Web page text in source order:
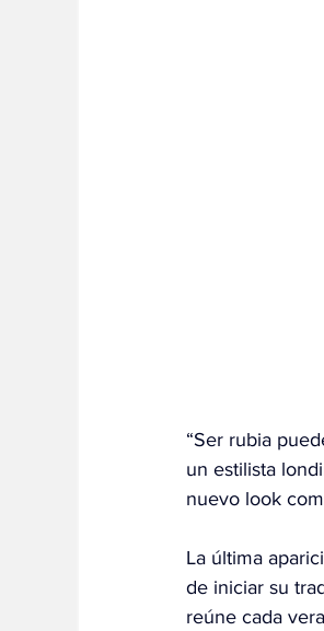
“Ser rubia
un estilista
nuevo look
La última
de iniciar su
reúne cada